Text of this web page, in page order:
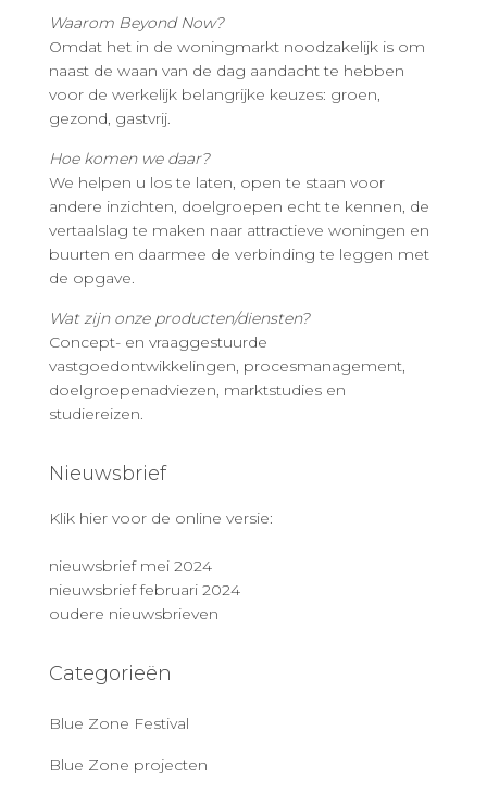
Waarom Beyond Now?
Omdat het in de woningmarkt noodzakelijk is om
naast de waan van de dag aandacht te hebben
voor de werkelijk belangrijke keuzes: groen,
gezond, gastvrij.
Hoe komen we daar?
We helpen u los te laten, open te staan voor
andere inzichten, doelgroepen echt te kennen, de
vertaalslag te maken naar attractieve woningen en
buurten en daarmee de verbinding te leggen met
de opgave.
Wat zijn onze producten/diensten?
Concept- en vraaggestuurde
vastgoedontwikkelingen, procesmanagement,
doelgroepenadviezen, marktstudies en
studiereizen.
Nieuwsbrief
Klik hier voor de online versie:
nieuwsbrief mei 2024
nieuwsbrief februari 2024
oudere nieuwsbrieven
Categorieën
Blue Zone Festival
Blue Zone projecten